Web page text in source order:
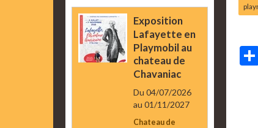
Exposition
Lafayette en
Playmobil au
chateau de
Chavaniac
Du 04/07/2026
au 01/11/2027
Chateau de